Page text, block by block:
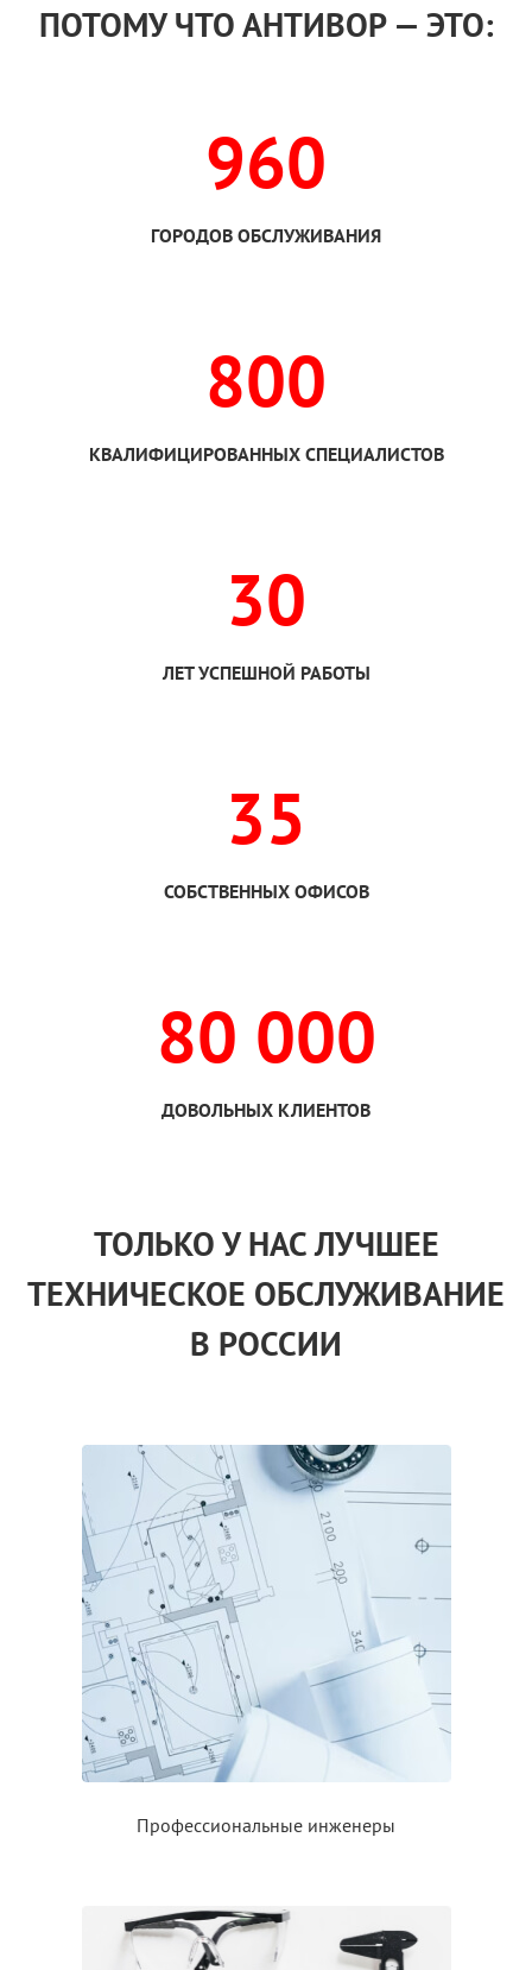
ПОТОМУ ЧТО АНТИВОР — ЭТО:
960
ГОРОДОВ ОБСЛУЖИВАНИЯ
800
КВАЛИФИЦИРОВАННЫХ СПЕЦИАЛИСТОВ
30
ЛЕТ УСПЕШНОЙ РАБОТЫ
35
СОБСТВЕННЫХ ОФИСОВ
80 000
ДОВОЛЬНЫХ КЛИЕНТОВ
ТОЛЬКОУ НАСЛУЧШЕЕ
ТЕХНИЧЕСКОЕ ОБСЛУЖИВАНИЕ
В РОССИИ
Профессиональные инженеры